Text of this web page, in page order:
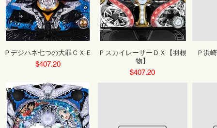
Ｐデジハネ七つの大罪ＣＸＥ
Price
$407.20
ＰスカイレーサーＤＸ【羽根
物】
Price
$407.20
Ｐ浜